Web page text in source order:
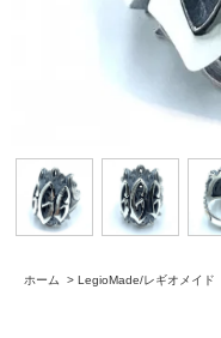
ホーム > LegioMade/レギオメイド